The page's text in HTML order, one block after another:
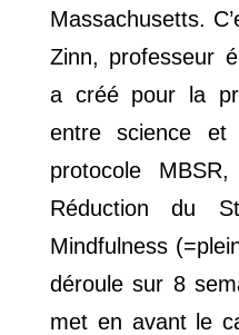
Massachusetts.
Zinn, professeur
a créé pour la
entre science et
protocole
Réduction du
Mindfulness
déroule sur 8
met en avant le